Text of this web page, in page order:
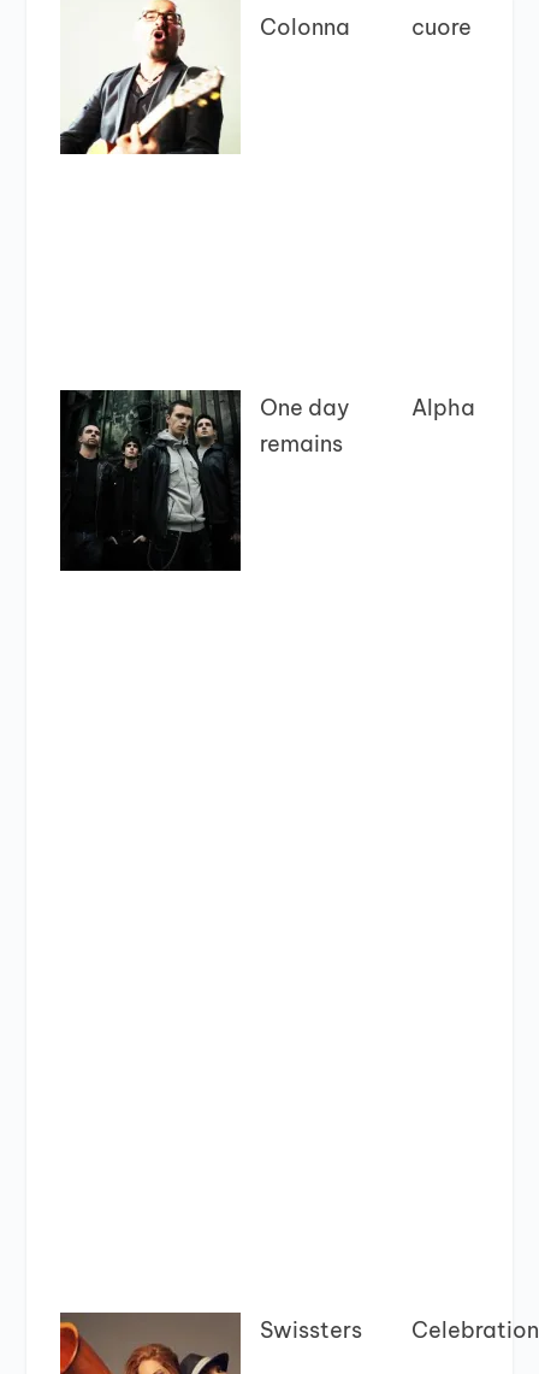
Colonna
cuore
One day
remains
Alpha
Swissters Celebration